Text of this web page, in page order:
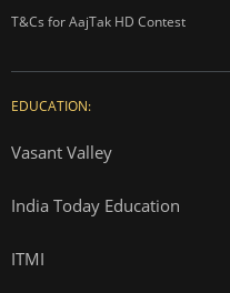
T&Cs for AajTak HD Contest
EDUCATION:
Vasant Valley
India Today Education
ITMI